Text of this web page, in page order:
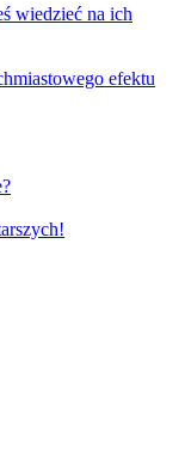
wiedzieć na ich
efektu